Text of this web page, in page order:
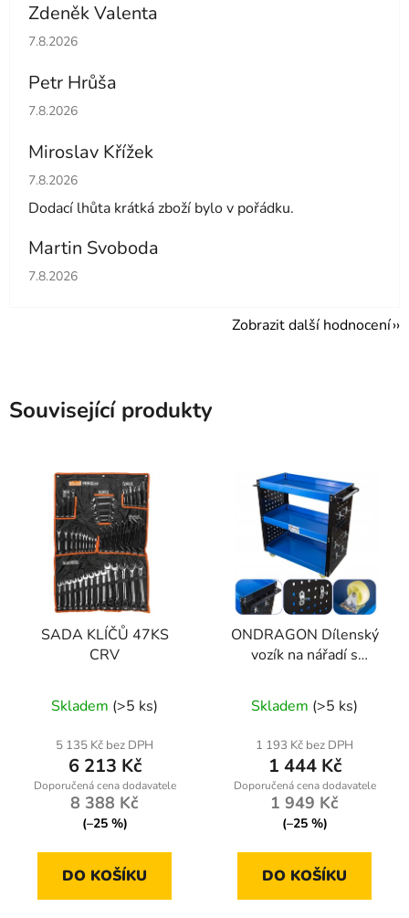
Zdeněk Valenta
Hodnocení obchodu je 5 z 5 hvězdiček.
7.8.2026
Petr Hrůša
Hodnocení obchodu je 5 z 5 hvězdiček.
7.8.2026
Miroslav Křížek
Hodnocení obchodu je 5 z 5 hvězdiček.
7.8.2026
Dodací lhůta krátká zboží bylo v pořádku.
Martin Svoboda
Hodnocení obchodu je 5 z 5 hvězdiček.
7.8.2026
Zobrazit další hodnocení
Související produkty
SADA KLÍČŮ 47KS
CRV
hodnocení
produktu
je
4,0
z
hvězdiček.
Skladem (>5 ks)
5 135 Kč bez DPH
6 213 Kč
8 388 Kč
(–25 %)
DO KOŠÍKU
ONDRAGON Dílenský
vozík na nářadí s
závěsnými háčky |
nosnost 100 kg
hodnocení
produktu
je
4,5
z
hvězdiček.
Skladem (>5 ks)
1 193 Kč bez DPH
1 444 Kč
1 949 Kč
(–25 %)
DO KOŠÍKU